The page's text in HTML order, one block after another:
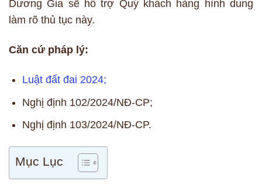
Dương Gia sẽ hỗ trợ Quý khách hàng hình dung
làm rõ thủ tục này.
Căn cứ pháp lý:
Luật đất đai 2024;
Nghị định 102/2024/NĐ-CP;
Nghị định 103/2024/NĐ-CP.
Mục Lục